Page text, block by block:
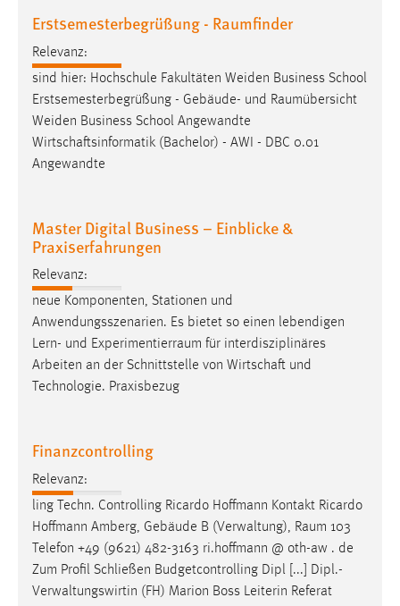
Erstsemesterbegrüßung - Raumfinder
Relevanz:
sind hier: Hochschule Fakultäten Weiden Business School
Erstsemesterbegrüßung - Gebäude- und Raumübersicht
Weiden Business School Angewandte
Wirtschaftsinformatik (Bachelor) - AWI - DBC 0.01
Angewandte
Master Digital Business – Einblicke &
Praxiserfahrungen
Relevanz:
neue Komponenten, Stationen und
Anwendungsszenarien. Es bietet so einen lebendigen
Lern- und Experimentierraum für interdisziplinäres
Arbeiten an der Schnittstelle von Wirtschaft und
Technologie. Praxisbezug
Finanzcontrolling
Relevanz:
ling Techn. Controlling Ricardo Hoffmann Kontakt Ricardo
Hoffmann Amberg, Gebäude B (Verwaltung), Raum 103
Telefon +49 (9621) 482-3163 ri.hoffmann @ oth-aw . de
Zum Profil Schließen Budgetcontrolling Dipl [...] Dipl.-
Verwaltungswirtin (FH) Marion Boss Leiterin Referat
hinweg verfolgen.
Google Ads
Name:
_gcl_au
Anbieter:
Google Ireland Limited
Conversion-Tracking
Cookie Laufzeit:
3 Monate
Facebook Pixel
Name:
_fbp
Conversion-Tracking
Cookie Laufzeit:
3 Monate